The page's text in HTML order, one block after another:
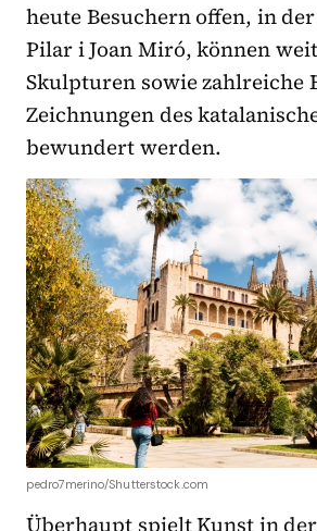
heute Besuchern offen, in
Pilar i Joan Miró, können
Skulpturen sowie zahlreiche
Zeichnungen des
bewundert werden.
pedro7merino/Shutterstock.com
Überhaupt spielt Kunst in